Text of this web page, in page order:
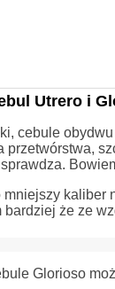
Utrero i
cebule
kaliber
że ze
Glorioso